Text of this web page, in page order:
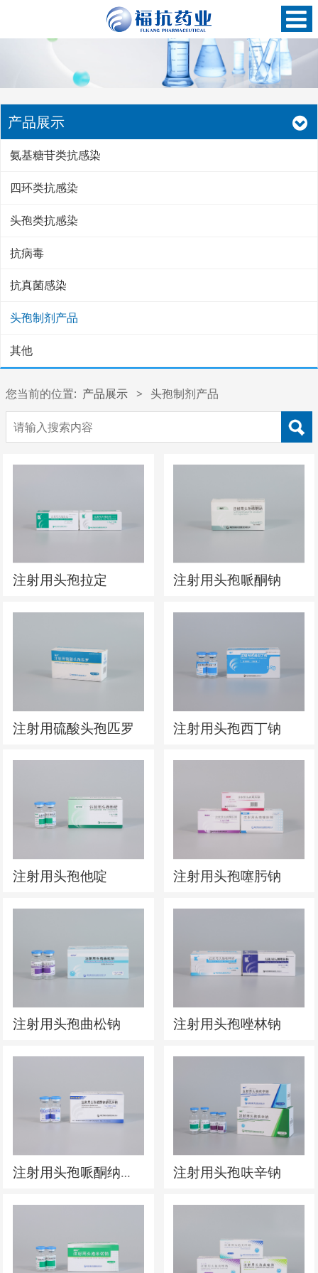
产品展示
氨基糖苷类抗感染
四环类抗感染
头孢类抗感染
抗病毒
抗真菌感染
头孢制剂产品
其他
您当前的位置: 产品展示 > 头孢制剂产品
注射用头孢拉定 注射用头孢哌酮钠
注射用硫酸头孢匹罗 注射用头孢西丁钠
注射用头孢他啶 注射用头孢噻肟钠
注射用头孢曲松钠 注射用头孢唑林钠
注射用头孢哌酮纳舒巴坦钠 注射用头孢呋辛钠